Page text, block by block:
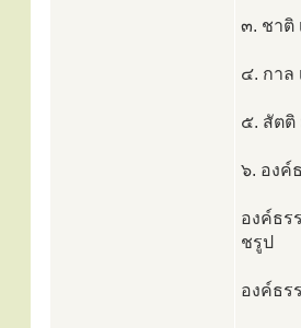
๓. ชาติ
๔. กาล
๕. สัตติ
๖. องค์
องค์ธร
ชรูป
องค์ธร